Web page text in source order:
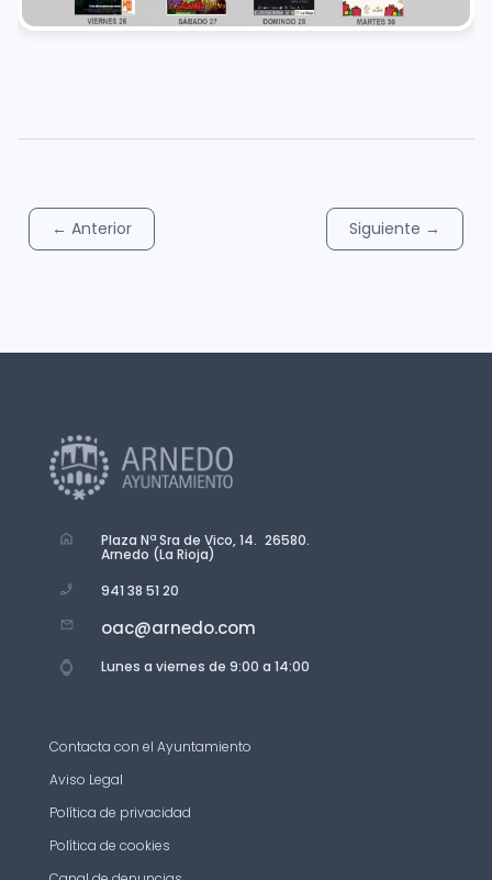
← Anterior Siguiente →
Plaza Nª Sra de Vico, 14. 26580.
Arnedo (La Rioja)
941 38 51 20
oac@arnedo.com
Lunes a viernes de 9:00 a 14:00
Contacta con el Ayuntamiento
Aviso Legal
Política de privacidad
Política de cookies